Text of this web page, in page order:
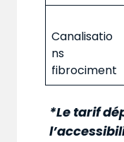
Canalisatio
ns
fibrociment
*Le tarif